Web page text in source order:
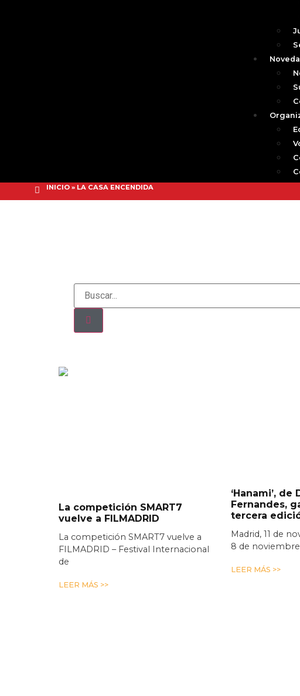
INICIO » LA CASA ENCENDIDA
La competición SMART7
vuelve a FILMADRID
La competición SMART7 vuelve a
FILMADRID – Festival Internacional
de
LEER MÁS >>
‘Hanami’, de
Fernandes,
tercera
Madrid, 11 de
8 de noviembre
LEER MÁS >>